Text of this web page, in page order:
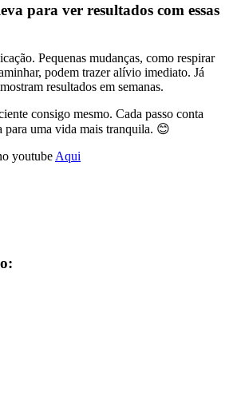
para ver resultados com essas
Pequenas mudanças, como respirar
podem trazer alívio imediato. Já
resultados em semanas.
consigo mesmo. Cada passo conta
para uma vida mais tranquila. 😊
youtube Aqui